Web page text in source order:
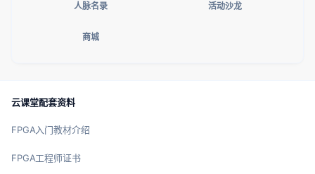
人脉名录 活动沙龙
商城
云课堂配套资料
FPGA入门教材介绍
FPGA工程师证书